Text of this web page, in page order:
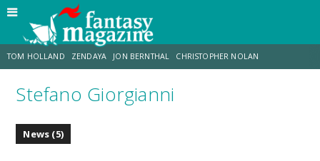
TOM HOLLAND ZENDAYA JON BERNTHAL CHRISTOPHER NOLAN
STRANIMONDI LUCCA COMICS & GAMES ODISSEA
Stefano Giorgianni
News (5)